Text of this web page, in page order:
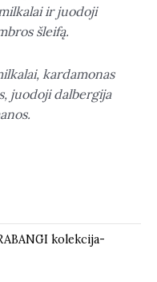
ir juodoji
šleifą.
kardamonas
juodoji dalbergija
kolekcija-